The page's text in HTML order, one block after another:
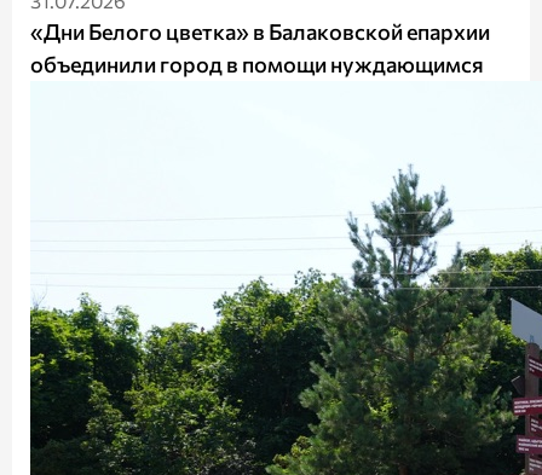
«Дни Белого цветка» в Балаковской епархии
объединили город в помощи нуждающимся